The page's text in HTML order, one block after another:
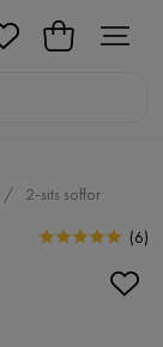
2-sits soffor
(6)